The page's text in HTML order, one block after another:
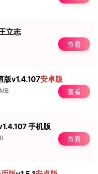
立志
查看
版v1.4.107安卓版
查看
手机版
查看